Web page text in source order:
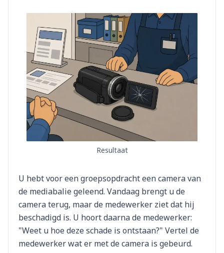
Resultaat
U hebt voor een groepsopdracht een camera van
de mediabalie geleend. Vandaag brengt u de
camera terug, maar de medewerker ziet dat hij
beschadigd is. U hoort daarna de medewerker:
"Weet u hoe deze schade is ontstaan?" Vertel de
medewerker wat er met de camera is gebeurd.